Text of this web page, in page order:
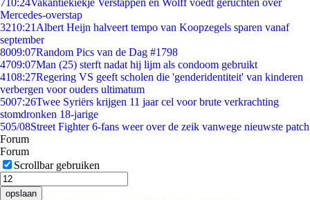
710:24Vakantiekiekje Verstappen en Wolff voedt geruchten over
Mercedes-overstap
3210:21 Albert Heijn halveert tempo van Koopzegels sparen vanaf
september
8009:07Random Pics van de Dag #1798
4709:07Man (25) sterft nadat hij lijm als condoom gebruikt
4108:27Regering VS geeft scholen die 'genderidentiteit' van kinderen
verbergen voor ouders ultimatum
5007:26Twee Syriërs krijgen 11 jaar cel voor brute verkrachting
stomdronken 18-jarige
505/08Street Fighter 6-fans weer over de zeik vanwege nieuwste patch
Forum
Forum
Scrollbar gebruiken
opslaan